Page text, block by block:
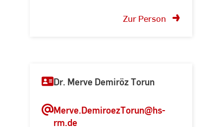
Zur Person
Dr. Merve Demiröz Torun
Merve.DemiroezTorun@hs-
rm.de